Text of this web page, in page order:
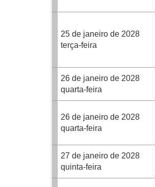
25 de janeiro de 2028
terça-feira
26 de janeiro de 2028
quarta-feira
26 de janeiro de 2028
quarta-feira
27 de janeiro de 2028
quinta-feira